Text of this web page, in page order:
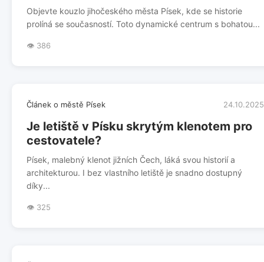
Objevte kouzlo jihočeského města Písek, kde se historie
prolíná se současností. Toto dynamické centrum s bohatou...
👁️ 386
Článek o městě Písek 24.10.2025
Je letiště v Písku skrytým klenotem pro
cestovatele?
Písek, malebný klenot jižních Čech, láká svou historií a
architekturou. I bez vlastního letiště je snadno dostupný
díky...
👁️ 325